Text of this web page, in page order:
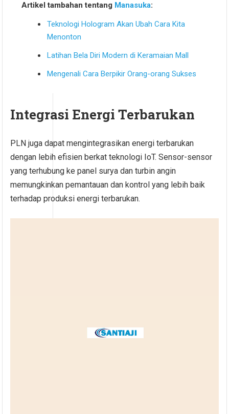
Artikel tambahan tentang Manasuka:
Teknologi Hologram Akan Ubah Cara Kita
Menonton
Latihan Bela Diri Modern di Keramaian Mall
Mengenali Cara Berpikir Orang-orang Sukses
Integrasi Energi Terbarukan
PLN juga dapat mengintegrasikan energi terbarukan
dengan lebih efisien berkat teknologi IoT. Sensor-sensor
yang terhubung ke panel surya dan turbin angin
memungkinkan pemantauan dan kontrol yang lebih baik
terhadap produksi energi terbarukan.